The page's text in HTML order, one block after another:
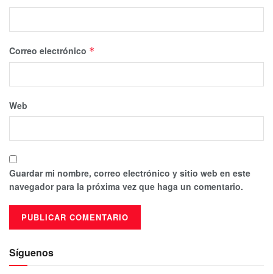
Correo electrónico *
Web
Guardar mi nombre, correo electrónico y sitio web en este
navegador para la próxima vez que haga un comentario.
Síguenos